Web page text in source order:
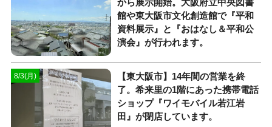
館や東大阪市文化創造館で『平和
資料展示』と『おはなし＆平和公
演会』が行われます。
8/3(月)
【東大阪市】14年間の営業を終
了。希来里の1階にあった携帯電話
ショップ『ワイモバイル若江岩
田』が閉店しています。